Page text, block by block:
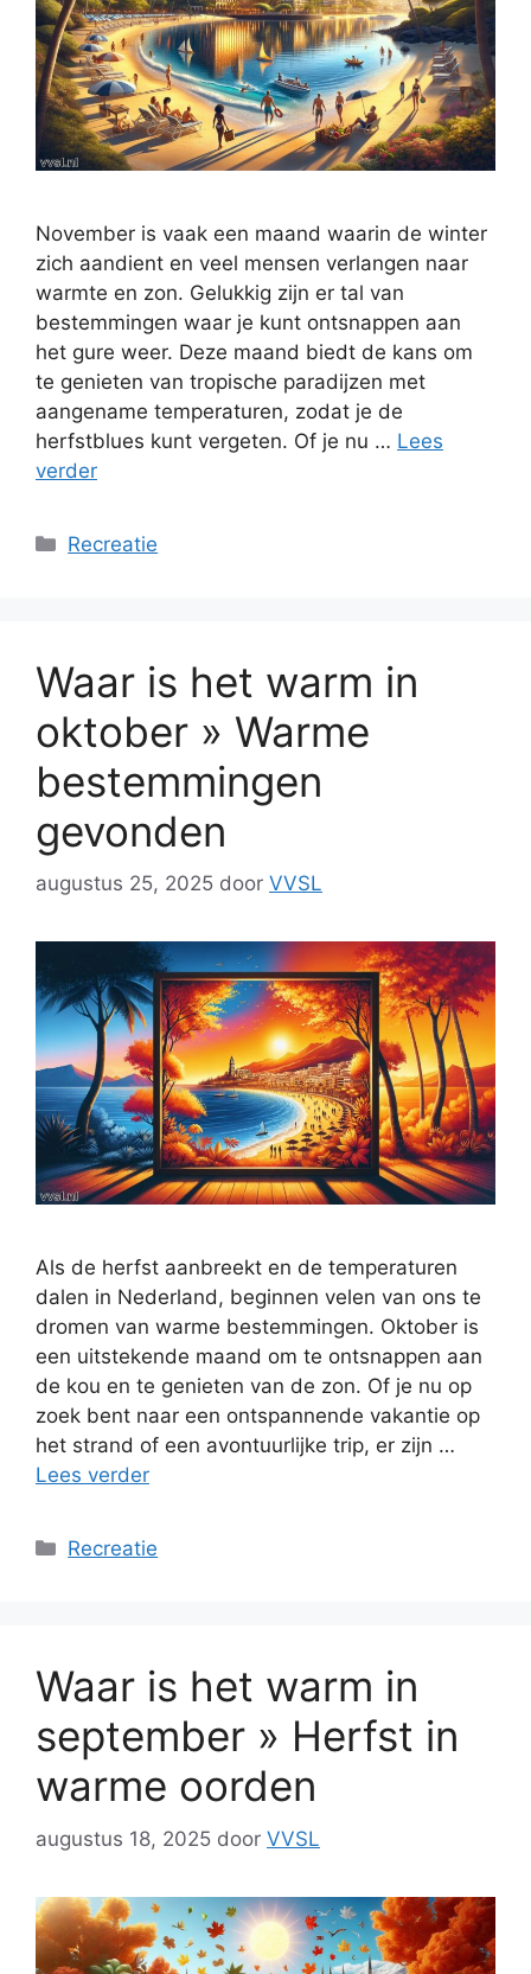
November is vaak een maand waarin de winter
zich aandient en veel mensen verlangen naar
warmte en zon. Gelukkig zijn er tal van
bestemmingen waar je kunt ontsnappen aan
het gure weer. Deze maand biedt de kans om
te genieten van tropische paradijzen met
aangename temperaturen, zodat je de
herfstblues kunt vergeten. Of je nu … Lees
verder
Categorieën
Recreatie
Waar is het warm in
oktober » Warme
bestemmingen
gevonden
augustus 25, 2025 door VVSL
Als de herfst aanbreekt en de temperaturen
dalen in Nederland, beginnen velen van ons te
dromen van warme bestemmingen. Oktober is
een uitstekende maand om te ontsnappen aan
de kou en te genieten van de zon. Of je nu op
zoek bent naar een ontspannende vakantie op
het strand of een avontuurlijke trip, er zijn …
Lees verder
Categorieën
Recreatie
Waar is het warm in
september » Herfst in
warme oorden
augustus 18, 2025 door VVSL